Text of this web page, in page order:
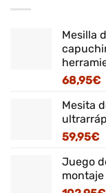
Mesilla
68,95€
Mesita
59,95€
Juego